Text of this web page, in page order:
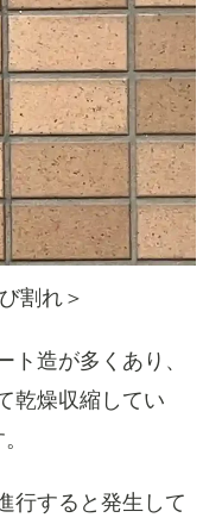
割れ＞
造が多くあり、
乾燥収縮してい
行すると発生して